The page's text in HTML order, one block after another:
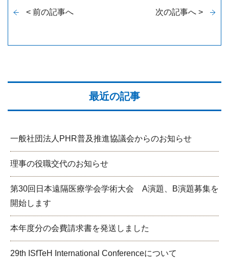
< 前の記事へ 次の記事へ >
最近の記事
一般社団法人PHR普及推進協議会からのお知らせ
理事の役職交代のお知らせ
第30回日本遠隔医療学会学術大会 A演題、B演題募集を
開始します
本年度分の会費請求書を発送しました
29th ISfTeH International Conferenceについて